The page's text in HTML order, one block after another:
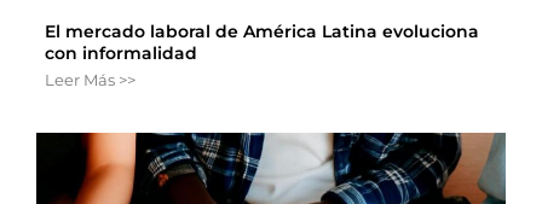
El mercado laboral de América Latina evoluciona
con informalidad
Leer Más >>